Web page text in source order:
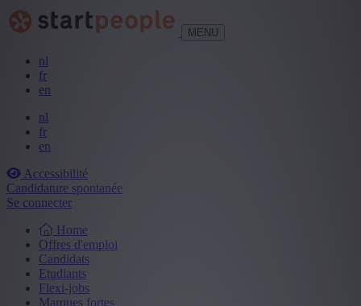
MENU
nl
fr
en
nl
fr
en
Accessibilité
Candidature spontanée
Se connecter
Home
Offres d'emploi
Candidats
Etudiants
Flexi-jobs
Marques fortes